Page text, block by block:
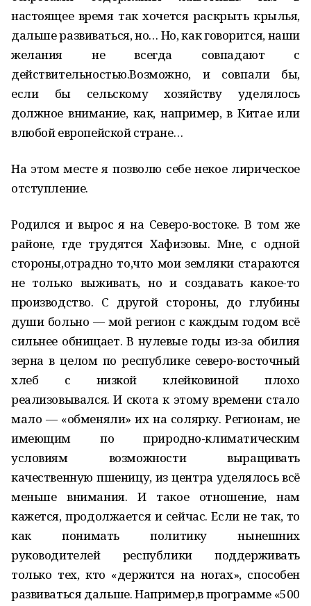
настоящее время так хочется раскрыть крылья,
дальше развиваться, но… Но, как говорится, наши
желания не всегда совпадают с
действительностью.Возможно, и совпали бы,
если бы сельскому хозяйству уделялось
должное внимание, как, например, в Китае или
влюбой европейской стране…
На этом месте я позволю себе некое лирическое
отступление.
Родился и вырос я на Северо-востоке. В том же
районе, где трудятся Хафизовы. Мне, с одной
стороны,отрадно то,что мои земляки стараются
не только выживать, но и создавать какое-то
производство. С другой стороны, до глубины
души больно — мой регион с каждым годом всё
сильнее обнищает. В нулевые годы из-за обилия
зерна в целом по республике северо-восточный
хлеб с низкой клейковиной плохо
реализовывался. И скота к этому времени стало
мало — «обменяли» их на солярку. Регионам, не
имеющим по природно-климатическим
условиям возможности выращивать
качественную пшеницу, из центра уделялось всё
меньше внимания. И такое отношение, нам
кажется, продолжается и сейчас. Если не так, то
как понимать политику нынешних
руководителей республики поддерживать
только тех, кто «держится на ногах», способен
развиваться дальше. Например,в программе «500